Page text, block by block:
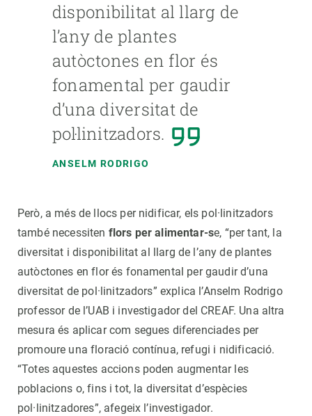
disponibilitat al llarg de
l’any de plantes
autòctones en flor és
fonamental per gaudir
d’una diversitat de
pol·linitzadors.
ANSELM RODRIGO
Però, a més de llocs per nidificar, els pol·linitzadors
també necessiten flors per alimentar-se, “per tant, la
diversitat i disponibilitat al llarg de l’any de plantes
autòctones en flor és fonamental per gaudir d’una
diversitat de pol·linitzadors” explica l’Anselm Rodrigo
professor de l’UAB i investigador del CREAF. Una altra
mesura és aplicar com segues diferenciades per
promoure una floració contínua, refugi i nidificació.
“Totes aquestes accions poden augmentar les
poblacions o, fins i tot, la diversitat d’espècies
pol·linitzadores”, afegeix l’investigador.